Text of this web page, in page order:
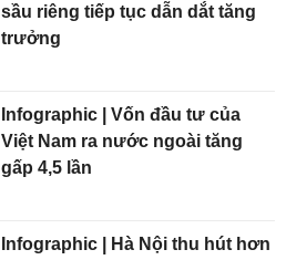
sầu riêng tiếp tục dẫn dắt tăng
trưởng
Infographic | Vốn đầu tư của
Việt Nam ra nước ngoài tăng
gấp 4,5 lần
Infographic | Hà Nội thu hút hơn